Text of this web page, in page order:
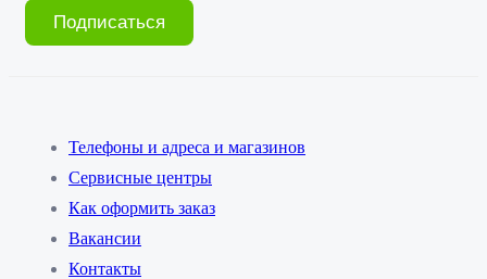
Подписаться
Телефоны и адреса и магазинов
Сервисные центры
Как оформить заказ
Вакансии
Контакты